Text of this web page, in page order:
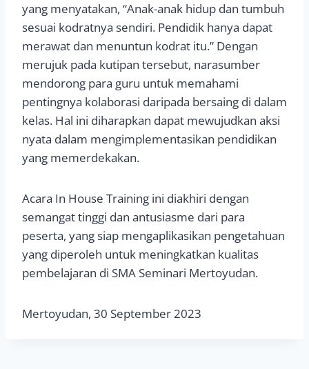
yang menyatakan, “Anak-anak hidup dan tumbuh
sesuai kodratnya sendiri. Pendidik hanya dapat
merawat dan menuntun kodrat itu.” Dengan
merujuk pada kutipan tersebut, narasumber
mendorong para guru untuk memahami
pentingnya kolaborasi daripada bersaing di dalam
kelas. Hal ini diharapkan dapat mewujudkan aksi
nyata dalam mengimplementasikan pendidikan
yang memerdekakan.
Acara In House Training ini diakhiri dengan
semangat tinggi dan antusiasme dari para
peserta, yang siap mengaplikasikan pengetahuan
yang diperoleh untuk meningkatkan kualitas
pembelajaran di SMA Seminari Mertoyudan.
Mertoyudan, 30 September 2023